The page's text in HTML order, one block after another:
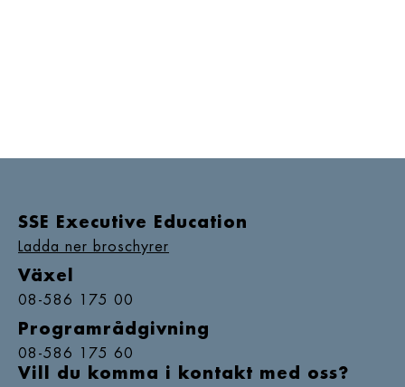
SSE Executive Education
Ladda ner broschyrer
Växel
08-586 175 00
Programrådgivning
08-586 175 60
Vill du komma i kontakt med oss?